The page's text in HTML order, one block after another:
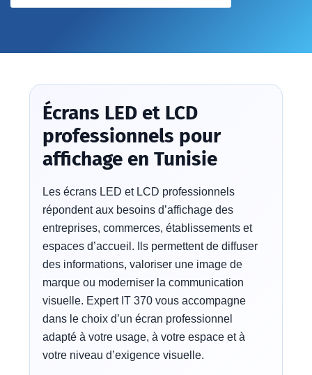
Écrans LED et LCD
professionnels pour
affichage en Tunisie
Les écrans LED et LCD professionnels
répondent aux besoins d’affichage des
entreprises, commerces, établissements et
espaces d’accueil. Ils permettent de diffuser
des informations, valoriser une image de
marque ou moderniser la communication
visuelle. Expert IT 370 vous accompagne
dans le choix d’un écran professionnel
adapté à votre usage, à votre espace et à
votre niveau d’exigence visuelle.